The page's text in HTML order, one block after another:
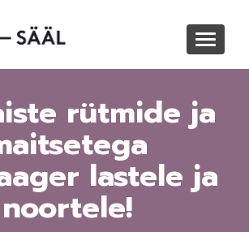
Toggle
rütmide ja
lastele ja
noortele!